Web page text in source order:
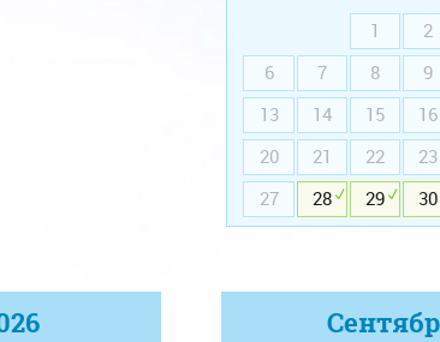
1
2
6
7 8 9
13
14 15 16
20
21 22 23
27
28 29 30